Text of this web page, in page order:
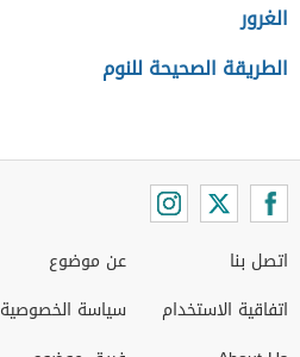
الغرور
الطريقة الصحيحة للنوم
اتصل بنا
اتفاقية الاستخدام
عن موضوع
سياسة الخصوصية